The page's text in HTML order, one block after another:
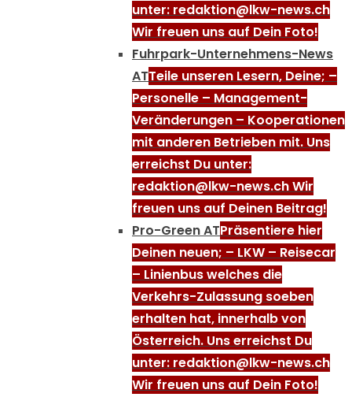
unter: redaktion@lkw-news.ch
Wir freuen uns auf Dein Foto!
Fuhrpark-Unternehmens-News
ATTeile unseren Lesern, Deine; –
Personelle – Management-
Veränderungen – Kooperationen
mit anderen Betrieben mit. Uns
erreichst Du unter:
redaktion@lkw-news.ch Wir
freuen uns auf Deinen Beitrag!
Pro-Green ATPräsentiere hier
Deinen neuen; – LKW – Reisecar
– Linienbus welches die
Verkehrs-Zulassung soeben
erhalten hat, innerhalb von
Österreich. Uns erreichst Du
unter: redaktion@lkw-news.ch
Wir freuen uns auf Dein Foto!